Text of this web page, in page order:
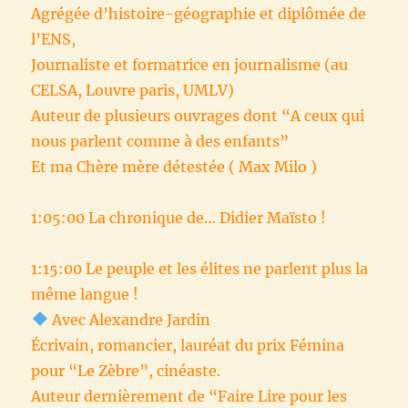
Agrégée d’histoire-géographie et diplômée de
l’ENS,
Journaliste et formatrice en journalisme (au
CELSA, Louvre paris, UMLV)
Auteur de plusieurs ouvrages dont “A ceux qui
nous parlent comme à des enfants”
Et ma Chère mère détestée ( Max Milo )
1:05:00 La chronique de… Didier Maïsto !
1:15:00 Le peuple et les élites ne parlent plus la
même langue !
Avec Alexandre Jardin
Écrivain, romancier, lauréat du prix Fémina
pour “Le Zèbre”, cinéaste.
Auteur dernièrement de “Faire Lire pour les